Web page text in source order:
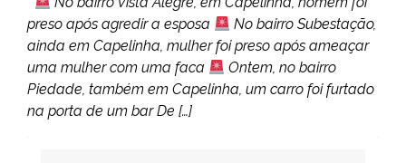
preso após agredir a esposa
No bairro Subestação,
ainda em Capelinha, mulher foi preso após ameaçar
uma mulher com uma faca
Ontem, no bairro
Piedade, também em Capelinha, um carro foi furtado
na porta de um bar De […]